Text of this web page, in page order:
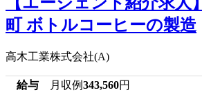
町 ボトルコーヒーの製造
高木工業株式会社(A)
給与 月収例343,560円